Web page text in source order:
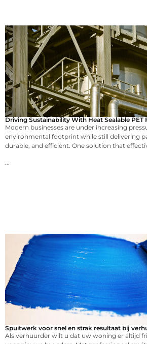
Driving Sustainability With Heat Sealable PET
Modern businesses are under increasing
environmental footprint while still delivering
durable, and efficient. One solution that
Spuitwerk voor snel en strak resultaat bij
Als verhuurder wilt u dat uw woning er altijd